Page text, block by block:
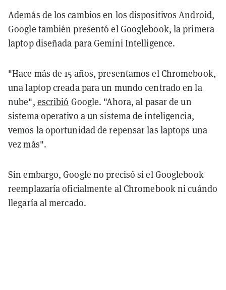
Además de los cambios en los dispositivos Android,
Google también presentó el Googlebook, la primera
laptop diseñada para Gemini Intelligence.
"Hace más de 15 años, presentamos el Chromebook,
una laptop creada para un mundo centrado en la
nube", escribió Google. "Ahora, al pasar de un
sistema operativo a un sistema de inteligencia,
vemos la oportunidad de repensar las laptops una
vez más".
Sin embargo, Google no precisó si el Googlebook
reemplazaría oficialmente al Chromebook ni cuándo
llegaría al mercado.